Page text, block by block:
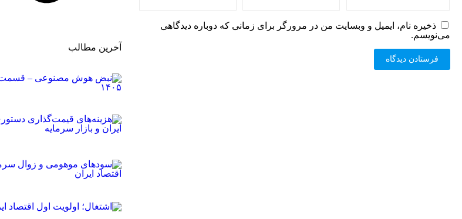
ذخیره نام، ایمیل و وبسایت من در مرورگر برای زمانی که دوباره دیدگاهی
می‌نویسم.
آخرین مطالب